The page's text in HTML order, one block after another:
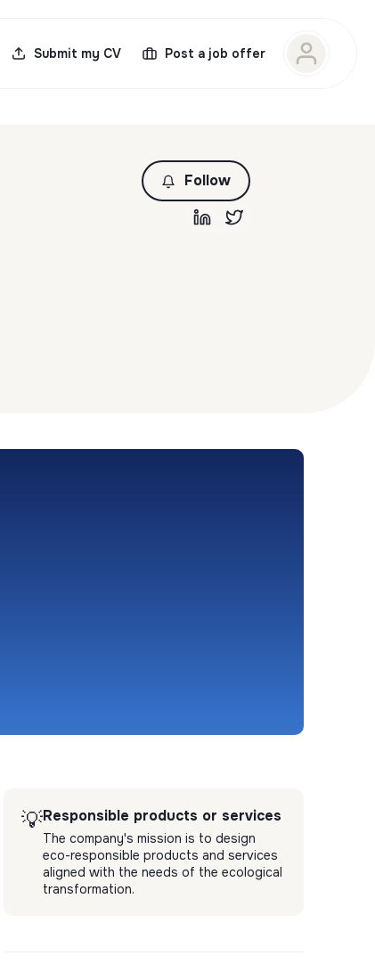
Submit my CV Post a job offer
Follow
💡Responsible products or services
The company's mission is to design
eco-responsible products and services
aligned with the needs of the ecological
transformation.